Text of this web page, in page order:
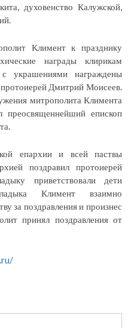
духовенство Калужской,
Климент к празднику
награды клирикам
украшениями награждены
Дмитрий Моисеев.
митрополита Климента
преосвященнейший епископ
епархии и всей паствы
поздравил протоиерей
приветствовали дети
Климент взаимно
за поздравления и произнес
принял поздравления от